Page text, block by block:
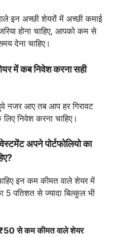
इन अच्छी शेयरों में अच्छी कमाई
होना चाहिए, आपको कम से
देना चाहिए।
में कब निवेश करना सही
नजर आए तब आप हर गिरावट
निवेश करना चाहिए।
अपने पोर्टफोलियो का
इन कम कीमत वाले शेयर में
5 पतिशत से ज्यादा बिल्कुल भी
से कम कीमत वाले शेयर